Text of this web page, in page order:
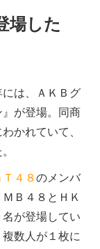
場した
には、ＡＫＢグ
が登場。同商
かれていて、
Ｔ４８のメンバ
ＭＢ４８とＨＫ
が登場してい
数人が１枚に